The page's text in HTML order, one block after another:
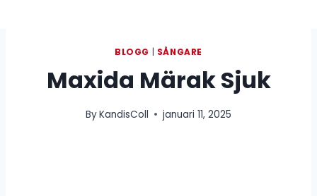
BLOGG SÅNGARE
Maxida Märak Sjuk
ByKandisColl januari 11, 2025